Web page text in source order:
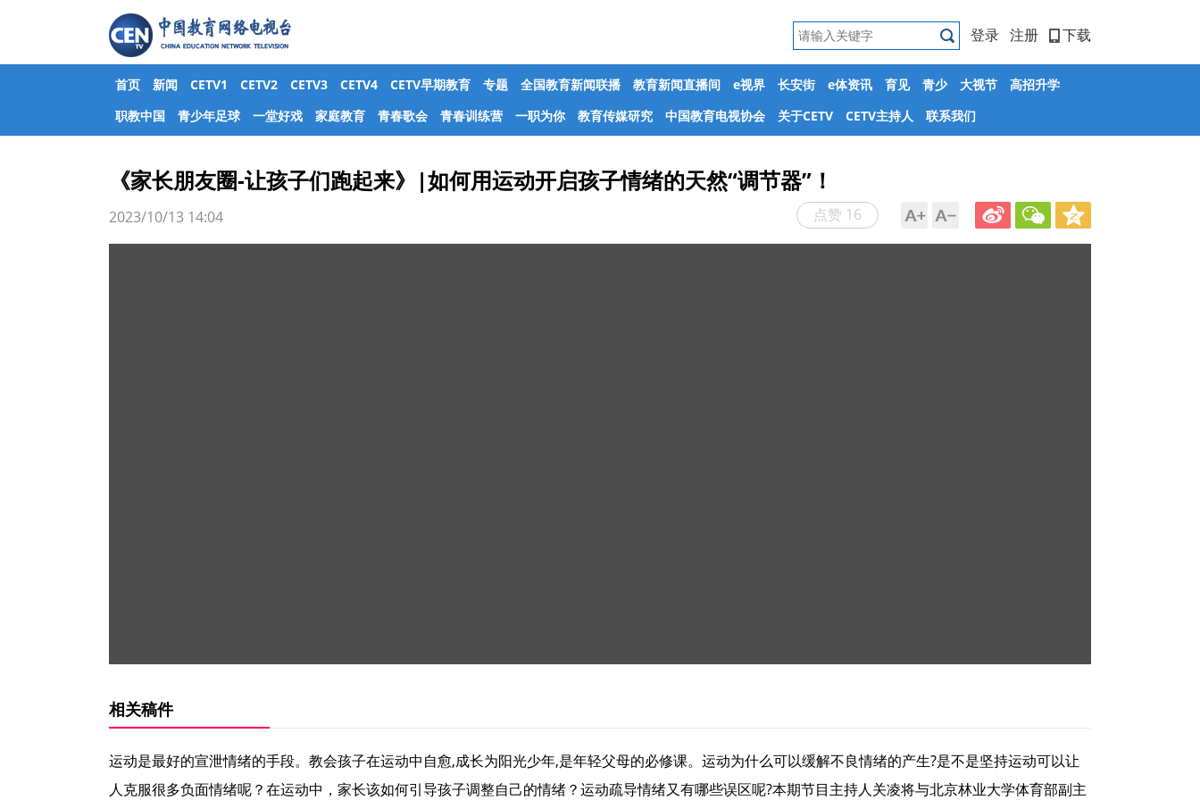
登录 注册 下载
首页 新闻 CETV1 CETV2 CETV3 CETV4 CETV早期教育 专题 全国教育新闻联播 教育新闻直播间 e视界 长安街 e体资讯 育见 青少 大视节
高招升学
职教中国
青少年足球 一堂好戏 家庭教育 青春歌会 青春训练营 一职为你 教育传媒研究 中国教育电视协会 关于CETV CETV主持人 联系我们
《家长朋友圈-让孩子们跑起来》|如何用运动开启孩子情绪的天然“调节器”！
点赞 16
2023/10/13 14:04
相关稿件
运动是最好的宣泄情绪的手段。教会孩子在运动中自愈,成长为阳光少年,是年轻父母的必修课。运动为什么可以缓解不良情绪的产生?是不是坚持运动可以让
人克服很多负面情绪呢？在运动中，家长该如何引导孩子调整自己的情绪？运动疏导情绪又有哪些误区呢?本期节目主持人关凌将与北京林业大学体育部副主